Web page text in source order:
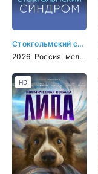
Стокгольмский синдром
2026 Россия мелодрама
HD